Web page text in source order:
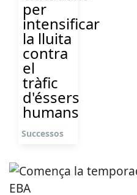
per
intensificar
la lluita
contra
el
tràfic
d'éssers
humans
Successos